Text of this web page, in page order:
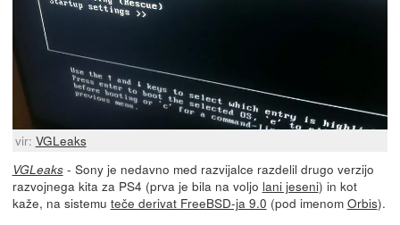
vir: VGLeaks
VGLeaks- Sony je nedavno med razvijalce razdelil drugo verzijo
razvojnega kita za PS4 (prva je bila na voljo lani jeseni) in kot
kaže, na sistemu teče derivat FreeBSD-ja 9.0 (pod imenom Orbis).